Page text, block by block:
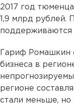
2017 год
1,9 млрд рублей.
поддерживаются
Гариф Ромашкин
бизнеса в
регионе
стали меньше, но